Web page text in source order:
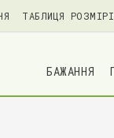
ТАБЛИЦЯ
БАЖАННЯ